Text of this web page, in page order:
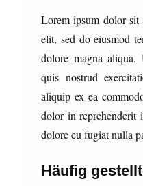
Lorem ipsum dolor sit
elit, sed do eiusmod
dolore magna
quis nostrud
aliquip ex ea
dolor in reprehenderit
dolore eu fugiat nulla
Häufig